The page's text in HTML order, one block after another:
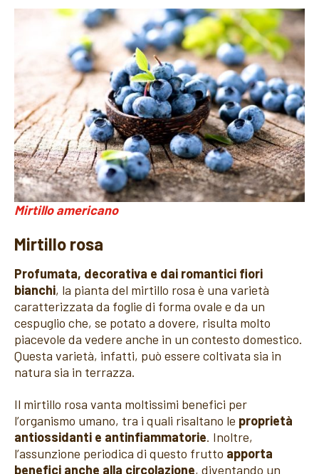
Mirtillo americano
Mirtillo rosa
Profumata, decorativa e dai romantici fiori
bianchi, la pianta del mirtillo rosa è una varietà
caratterizzata da foglie di forma ovale e da un
cespuglio che, se potato a dovere, risulta molto
piacevole da vedere anche in un contesto domestico.
Questa varietà, infatti, può essere coltivata sia in
natura sia in terrazza.
Il mirtillo rosa vanta moltissimi benefici per
l’organismo umano, tra i quali risaltano le proprietà
antiossidanti e antinfiammatorie. Inoltre,
l’assunzione periodica di questo frutto apporta
benefici anche alla circolazione, diventando un